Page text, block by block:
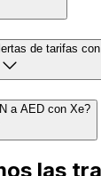
de tarifas
a AED con Xe?
las